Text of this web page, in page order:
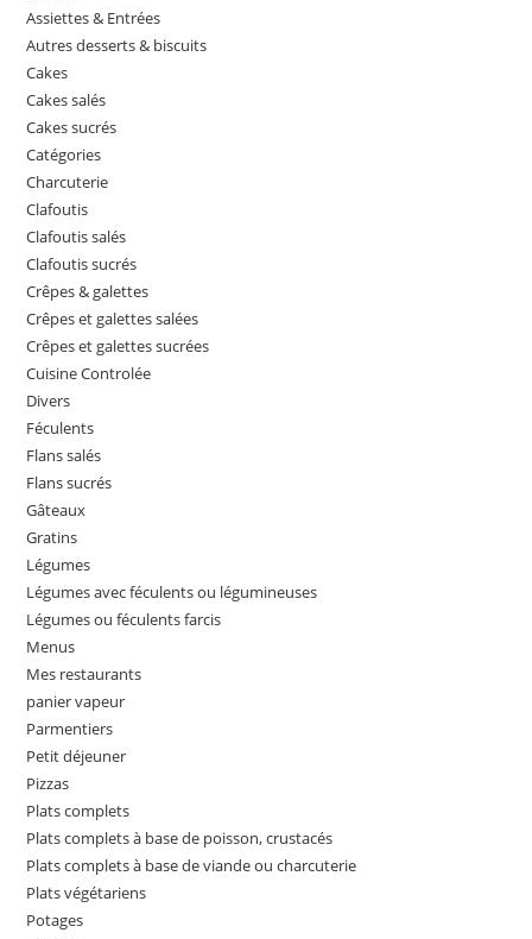
Assiettes & Entrées
Autres desserts & biscuits
Cakes
Cakes salés
Cakes sucrés
Catégories
Charcuterie
Clafoutis
Clafoutis salés
Clafoutis sucrés
Crêpes & galettes
Crêpes et galettes salées
Crêpes et galettes sucrées
Cuisine Controlée
Divers
Féculents
Flans salés
Flans sucrés
Gâteaux
Gratins
Légumes
Légumes avec féculents ou légumineuses
Légumes ou féculents farcis
Menus
Mes restaurants
panier vapeur
Parmentiers
Petit déjeuner
Pizzas
Plats complets
Plats complets à base de poisson, crustacés
Plats complets à base de viande ou charcuterie
Plats végétariens
Potages